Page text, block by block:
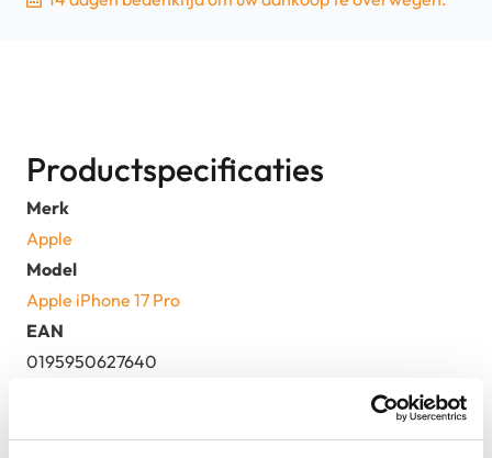
Productspecificaties
Merk
Apple
Model
Apple iPhone 17 Pro
EAN
0195950627640